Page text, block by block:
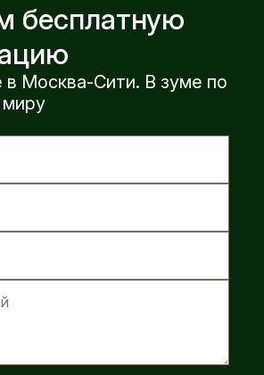
бесплатную
в Москва-Сити. В зуме по
миру